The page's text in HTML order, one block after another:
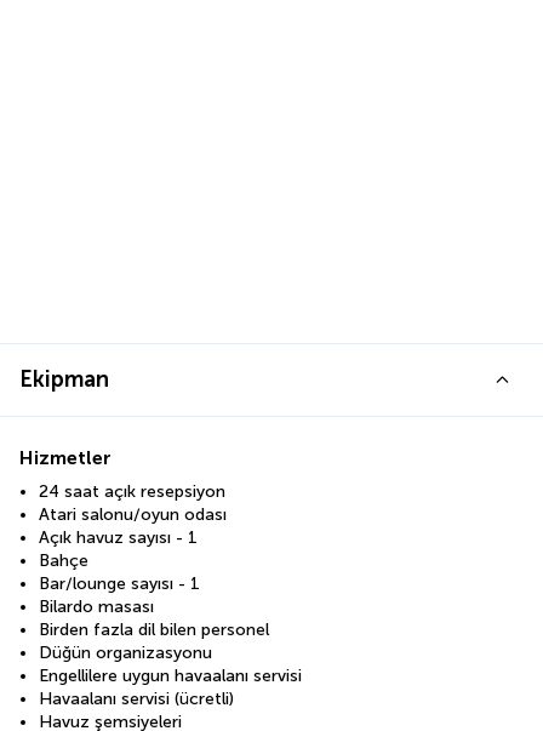
Ekipman
Hizmetler
24 saat açık resepsiyon
Atari salonu/oyun odası
Açık havuz sayısı - 1
Bahçe
Bar/lounge sayısı - 1
Bilardo masası
Birden fazla dil bilen personel
Düğün organizasyonu
Engellilere uygun havaalanı servisi
Havaalanı servisi (ücretli)
Havuz şemsiyeleri